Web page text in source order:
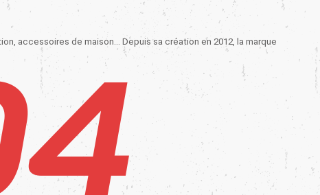
accessoires de maison... Depuis sa création en 2012, la marque